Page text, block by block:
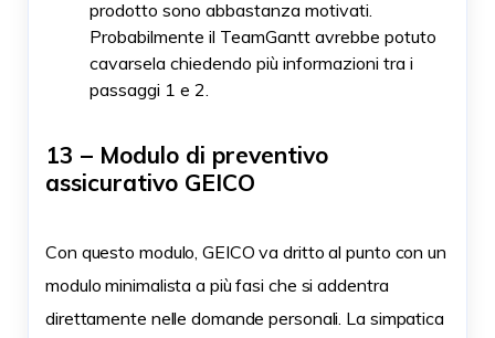
prodotto sono abbastanza motivati.
Probabilmente il TeamGantt avrebbe potuto
cavarsela chiedendo più informazioni tra i
passaggi 1 e 2.
13 – Modulo di preventivo
assicurativo GEICO
Con questo modulo, GEICO va dritto al punto con un
modulo minimalista a più fasi che si addentra
direttamente nelle domande personali. La simpatica